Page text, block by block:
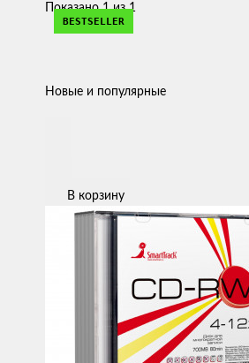
Показано 1 из 1
Новые и популярные
BESTSELLER
В корзину